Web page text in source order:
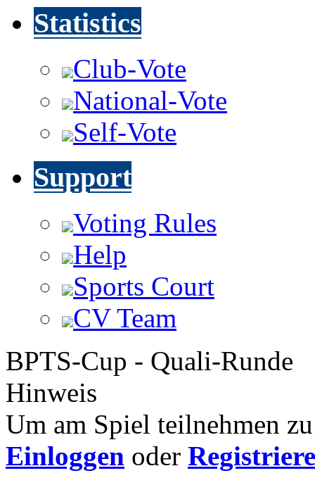
Statistics
Club-Vote
National-Vote
Self-Vote
Support
Voting Rules
Help
Sports Court
CV Team
BPTS-Cup - Quali-Runde
Hinweis
Um am Spiel teilnehmen
Einloggen oder